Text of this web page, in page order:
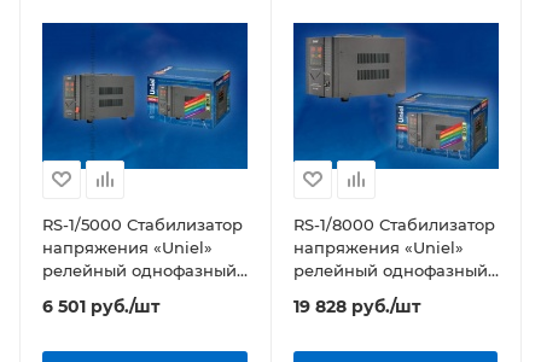
RS-1/5000 Стабилизатор
напряжения «Uniel»
релейный однофазный,
6 501 руб./шт
RS-1/8000 Стабилизатор
напряжения «Uniel»
релейный однофазный,
19 828руб./шт